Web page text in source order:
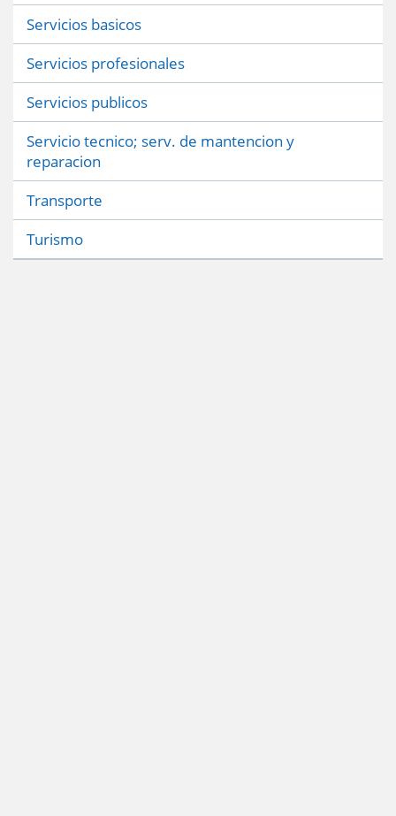
Servicios basicos
Servicios profesionales
Servicios publicos
Servicio tecnico; serv. de mantencion y
reparacion
Transporte
Turismo